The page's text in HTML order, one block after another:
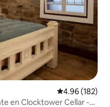
Calificación
4.96 (182)
en Clocktower Cellar -